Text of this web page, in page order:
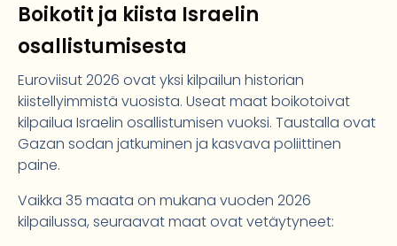
Boikotit ja kiista Israelin
osallistumisesta
Euroviisut 2026 ovat yksi kilpailun historian
kiistellyimmistä vuosista. Useat maat boikotoivat
kilpailua Israelin osallistumisen vuoksi. Taustalla ovat
Gazan sodan jatkuminen ja kasvava poliittinen
paine.
Vaikka 35 maata on mukana vuoden 2026
kilpailussa, seuraavat maat ovat vetäytyneet: